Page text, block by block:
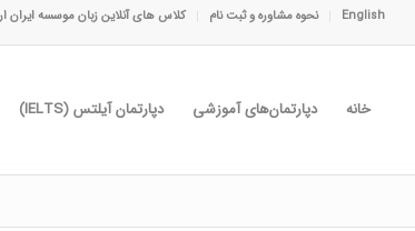
English نحوه مشاوره و ثبت نام کلاس های آنلاین زبان موسسه ایران
خانه دپارتمان‌های آموزشی دپارتمان آیلتس (IELTS)